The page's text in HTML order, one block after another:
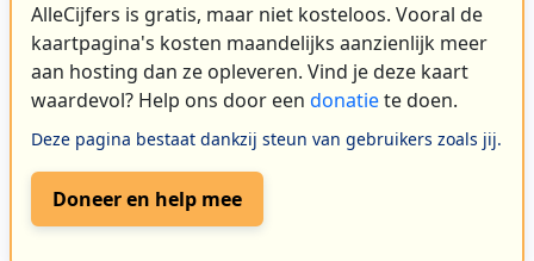
AlleCijfers is gratis, maar niet kosteloos. Vooral de
kaartpagina's kosten maandelijks aanzienlijk meer
aan hosting dan ze opleveren. Vind je deze kaart
waardevol? Help ons door een donatiete doen.
Deze pagina bestaat dankzij steun van gebruikers zoals jij.
Doneer en help mee